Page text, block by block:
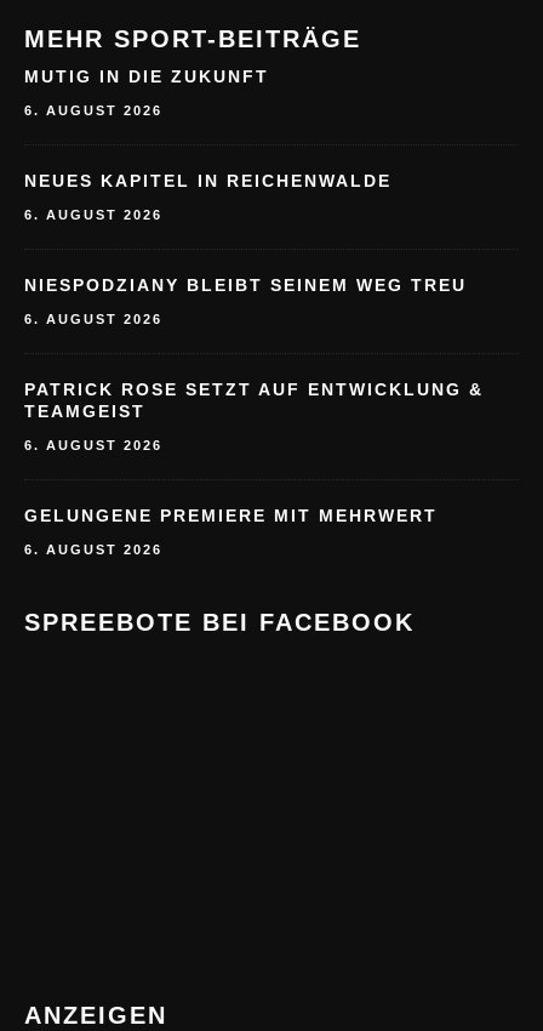
MEHR SPORT-BEITRÄGE
MUTIG IN DIE ZUKUNFT
6. AUGUST 2026
NEUES KAPITEL IN REICHENWALDE
6. AUGUST 2026
NIESPODZIANY BLEIBT SEINEM WEG TREU
6. AUGUST 2026
PATRICK ROSE SETZT AUF ENTWICKLUNG &
TEAMGEIST
6. AUGUST 2026
GELUNGENE PREMIERE MIT MEHRWERT
6. AUGUST 2026
SPREEBOTE BEI FACEBOOK
ANZEIGEN